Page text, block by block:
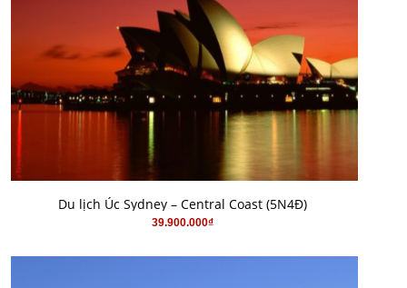
MUA HÀNG
Du lịch Úc Sydney – Central Coast (5N4Đ)
39.900.000₫